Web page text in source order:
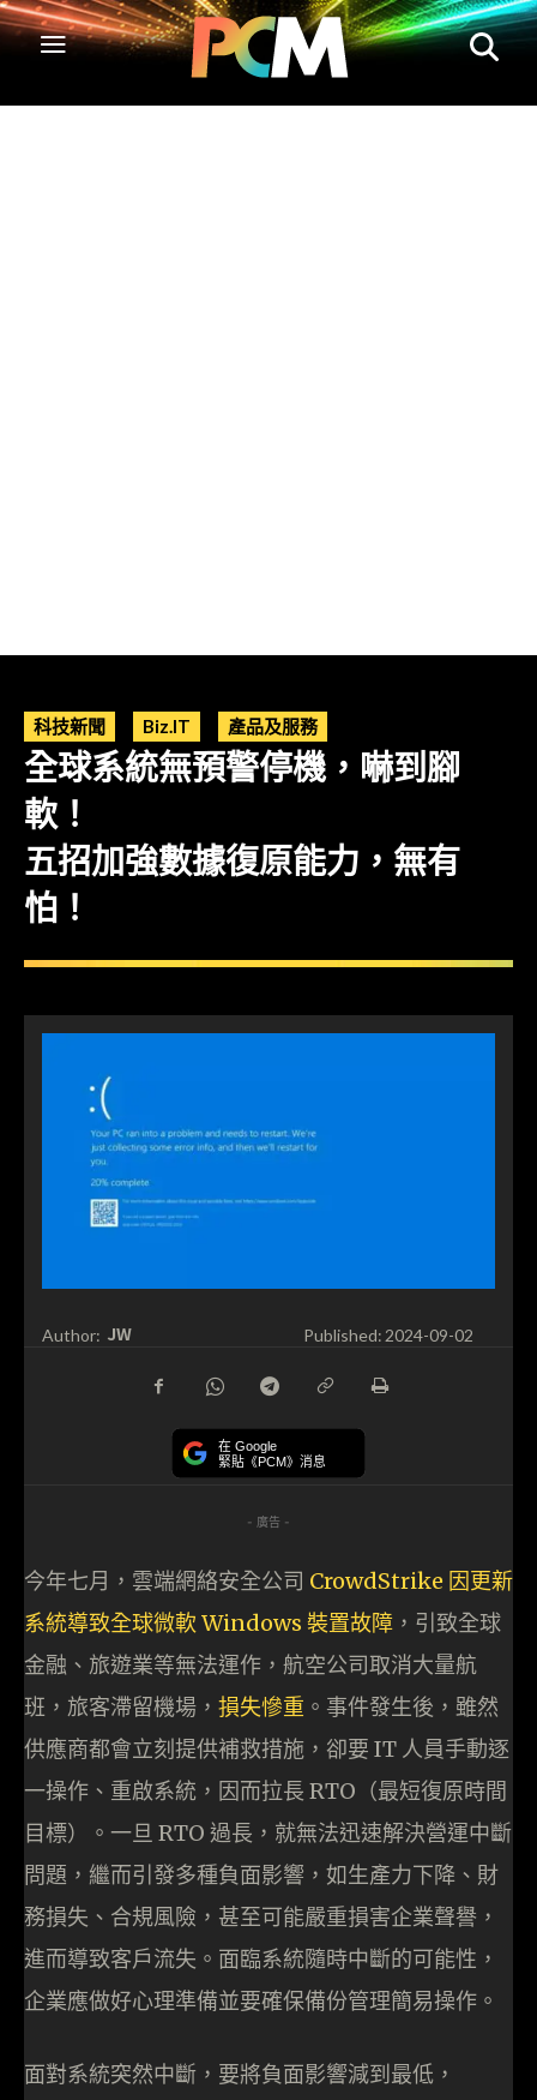
科技新聞 Biz.IT 產品及服務
全球系統無預警停機，嚇到腳
軟！
五招加強數據復原能力，無有
怕！
Author: JW Published: 2024-09-02
在 Google
緊貼《PCM》消息
- 廣告 -
今年七月，雲端網絡安全公司 CrowdStrike 因更新
系統導致全球微軟 Windows 裝置故障 ，引致全球
金融、旅遊業等無法運作，航空公司取消大量航
班，旅客滯留機場， 損失慘重 。事件發生後，雖然
供應商都會立刻提供補救措施，卻要 IT 人員手動逐
一操作、重啟系統，因而拉長 RTO（最短復原時間
目標）。一旦 RTO 過長，就無法迅速解決營運中斷
問題，繼而引發多種負面影響，如生產力下降、財
務損失、合規風險，甚至可能嚴重損害企業聲譽，
進而導致客戶流失。面臨系統隨時中斷的可能性，
企業應做好心理準備並要確保備份管理簡易操作。
面對系統突然中斷，要將負面影響減到最低，